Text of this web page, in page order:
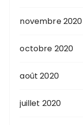
novembre 2020
octobre 2020
août 2020
juillet 2020